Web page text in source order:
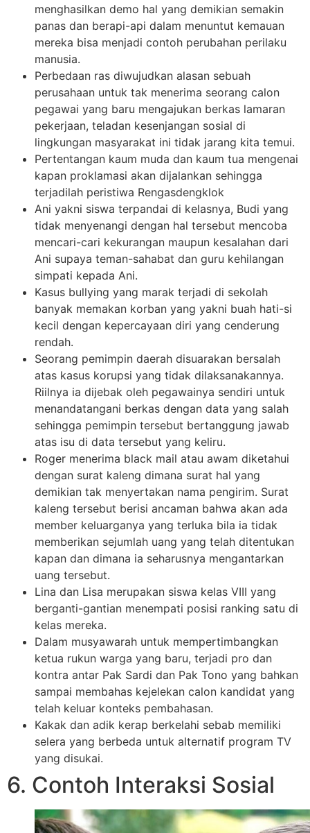
menghasilkan demo hal yang demikian semakin
panas dan berapi-api dalam menuntut kemauan
mereka bisa menjadi contoh perubahan perilaku
manusia.
Perbedaan ras diwujudkan alasan sebuah
perusahaan untuk tak menerima seorang calon
pegawai yang baru mengajukan berkas lamaran
pekerjaan, teladan kesenjangan sosial di
lingkungan masyarakat ini tidak jarang kita temui.
Pertentangan kaum muda dan kaum tua mengenai
kapan proklamasi akan dijalankan sehingga
terjadilah peristiwa Rengasdengklok
Ani yakni siswa terpandai di kelasnya, Budi yang
tidak menyenangi dengan hal tersebut mencoba
mencari-cari kekurangan maupun kesalahan dari
Ani supaya teman-sahabat dan guru kehilangan
simpati kepada Ani.
Kasus bullying yang marak terjadi di sekolah
banyak memakan korban yang yakni buah hati-si
kecil dengan kepercayaan diri yang cenderung
rendah.
Seorang pemimpin daerah disuarakan bersalah
atas kasus korupsi yang tidak dilaksanakannya.
Riilnya ia dijebak oleh pegawainya sendiri untuk
menandatangani berkas dengan data yang salah
sehingga pemimpin tersebut bertanggung jawab
atas isu di data tersebut yang keliru.
Roger menerima black mail atau awam diketahui
dengan surat kaleng dimana surat hal yang
demikian tak menyertakan nama pengirim. Surat
kaleng tersebut berisi ancaman bahwa akan ada
member keluarganya yang terluka bila ia tidak
memberikan sejumlah uang yang telah ditentukan
kapan dan dimana ia seharusnya mengantarkan
uang tersebut.
Lina dan Lisa merupakan siswa kelas VIII yang
berganti-gantian menempati posisi ranking satu di
kelas mereka.
Dalam musyawarah untuk mempertimbangkan
ketua rukun warga yang baru, terjadi pro dan
kontra antar Pak Sardi dan Pak Tono yang bahkan
sampai membahas kejelekan calon kandidat yang
telah keluar konteks pembahasan.
Kakak dan adik kerap berkelahi sebab memiliki
selera yang berbeda untuk alternatif program TV
yang disukai.
6. Contoh Interaksi Sosial